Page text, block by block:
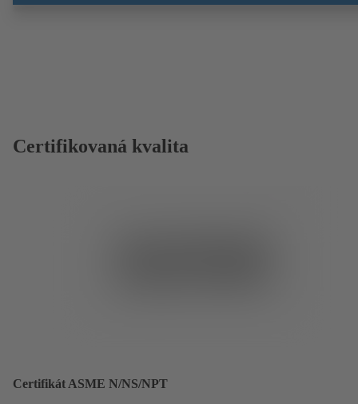
Certifikovaná kvalita
Certifikát ASME N/NS/NPT